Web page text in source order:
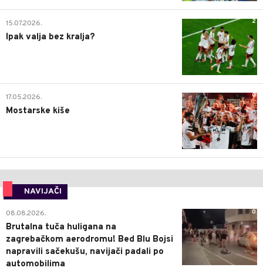
2
15.07.2026.
Ipak valja bez kralja?
0
17.05.2026.
Mostarske kiše
NAVIJAČI
0
08.08.2026.
Brutalna tuča huligana na
zagrebačkom aerodromu! Bed Blu Bojsi
napravili sačekušu, navijači padali po
automobilima